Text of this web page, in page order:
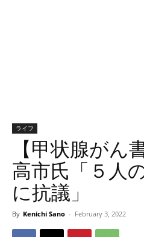
ライフ
【甲状腺がん
高市氏「５人
に抗議」
By Kenichi Sano - February 3, 2022